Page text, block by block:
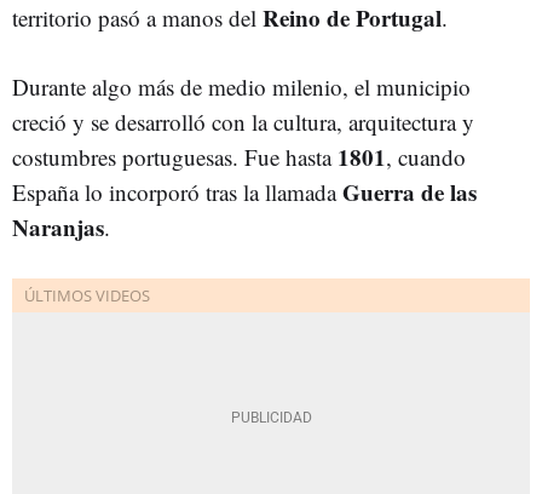
territorio pasó a manos del Reino de Portugal.
Durante algo más de medio milenio, el municipio
creció y se desarrolló con la cultura, arquitectura y
costumbres portuguesas. Fue hasta 1801, cuando
España lo incorporó tras la llamadaGuerra de las
Naranjas.